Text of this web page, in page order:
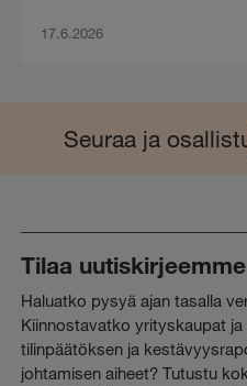
17.6.2026
Seuraa ja
Tilaa uutiskirjeemme
Haluatko pysyä ajan tasalla
Kiinnostavatko yrityskaupat
tilinpäätöksen ja
johtamisen aiheet? Tutustu